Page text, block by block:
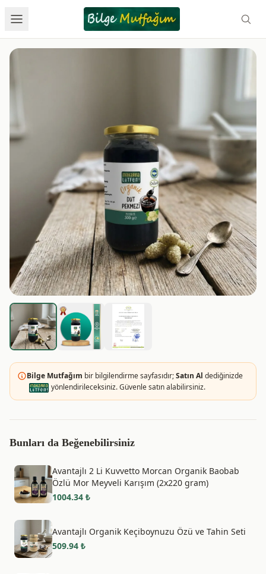
Bilge Mutfağım bir bilgilendirme sayfasıdır;Satın Al dediğinizde
yönlendirileceksiniz. Güvenle satın alabilirsiniz.
Bunları da Beğenebilirsiniz
Avantajlı 2 Li Kuvvetto Morcan Organik Baobab
Özlü Mor Meyveli Karışım (2x220 gram)
1004.34 ₺
Avantajlı Organik Keçiboynuzu Özü ve Tahin Seti
509.94 ₺